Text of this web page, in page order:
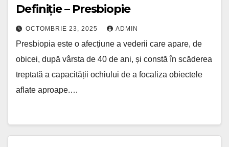
Definiție – Presbiopie
OCTOMBRIE 23, 2025 ADMIN
Presbiopia este o afecțiune a vederii care apare, de
obicei, după vârsta de 40 de ani, și constă în scăderea
treptată a capacității ochiului de a focaliza obiectele
aflate aproape.…